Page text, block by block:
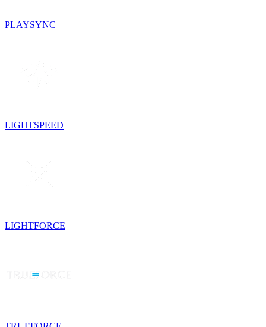
PLAYSYNC
LIGHTSPEED
LIGHTFORCE